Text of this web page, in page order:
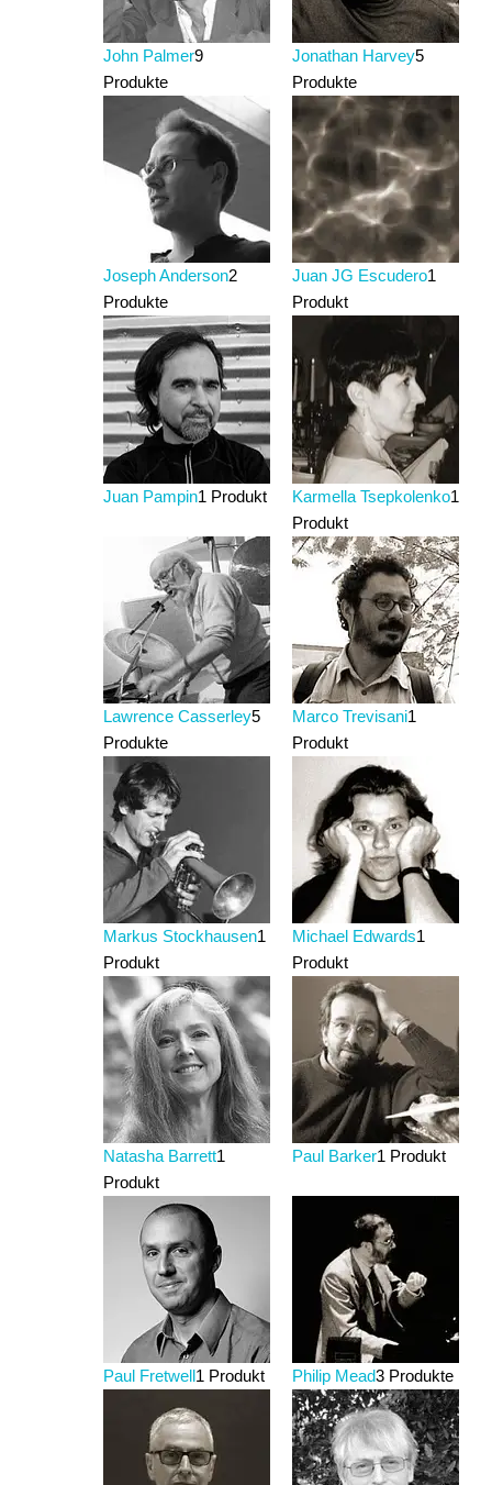
John Palmer9
Produkte
Jonathan Harvey5
Produkte
Joseph Anderson2
Produkte
Juan JG Escudero1
Produkt
Juan Pampin1 Produkt Karmella Tsepkolenko1
Produkt
Lawrence Casserley5
Produkte
Marco Trevisani1
Produkt
Markus Stockhausen1
Produkt
Michael Edwards1
Produkt
Natasha Barrett1
Produkt
Paul Barker1 Produkt
Paul Fretwell 1 Produkt Philip Mead3 Produkte